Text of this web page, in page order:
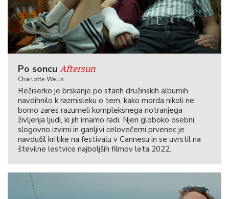
Po soncu Aftersun
Charlotte Wells
Režiserko je brskanje po starih družinskih albumih
navdihnilo k razmisleku o tem, kako morda nikoli ne
bomo zares razumeli kompleksnega notranjega
življenja ljudi, ki jih imamo radi. Njen globoko osebni,
slogovno izvirni in ganljivi celovečerni prvenec je
navdušil kritike na festivalu v Cannesu in se uvrstil na
številne lestvice najboljših filmov leta 2022.